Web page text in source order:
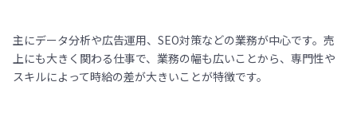
主にデータ分析や広告運用、SEO対策などの業務が中心です。売
上にも大きく関わる仕事で、業務の幅も広いことから、専門性や
スキルによって時給の差が大きいことが特徴です。